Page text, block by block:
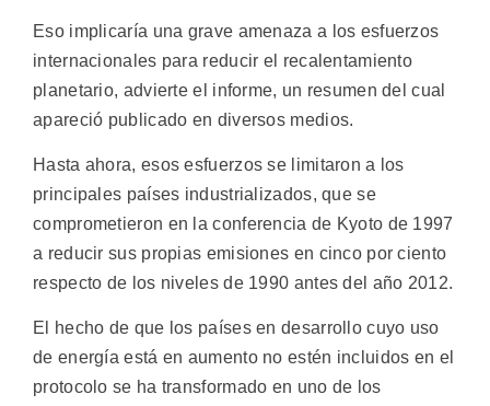
Eso implicaría una grave amenaza a los esfuerzos
internacionales para reducir el recalentamiento
planetario, advierte el informe, un resumen del cual
apareció publicado en diversos medios.
Hasta ahora, esos esfuerzos se limitaron a los
principales países industrializados, que se
comprometieron en la conferencia de Kyoto de 1997
a reducir sus propias emisiones en cinco por ciento
respecto de los niveles de 1990 antes del año 2012.
El hecho de que los países en desarrollo cuyo uso
de energía está en aumento no estén incluidos en el
protocolo se ha transformado en uno de los